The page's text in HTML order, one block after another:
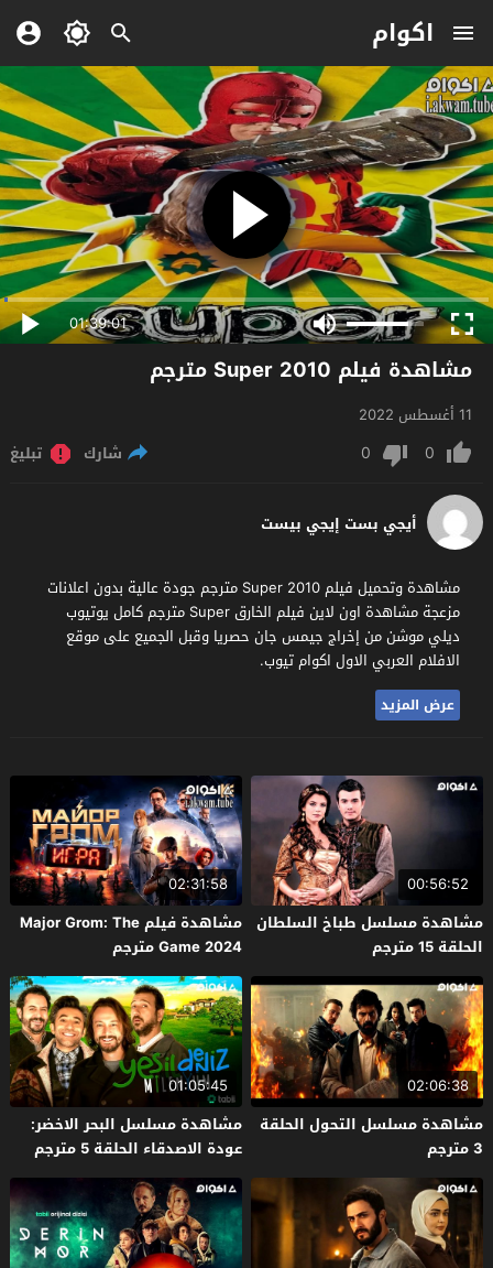
اكوام
01:39:01
مشاهدة فيلم Super 2010 مترجم
11 أغسطس 2022
0
0 شارك تبليغ
أيجي بست إيجي بيست
مشاهدة وتحميل فيلم Super 2010 مترجم جودة عالية بدون اعلانات
مزعجة مشاهدة اون لاين فيلم الخارق Super مترجم كامل يوتيوب
ديلي موشن من إخراج جيمس جان حصريا وقبل الجميع على موقع
الافلام العربي الاول اكوام تيوب.
عرض المزيد
00:56:52
مشاهدة مسلسل طباخ السلطان
الحلقة 15 مترجم
02:31:58
مشاهدة فيلم Major Grom: The
Game 2024 مترجم
02:06:38
مشاهدة مسلسل التحول الحلقة
3 مترجم
01:05:45
مشاهدة مسلسل البحر الاخضر:
عودة الاصدقاء الحلقة 5 مترجم